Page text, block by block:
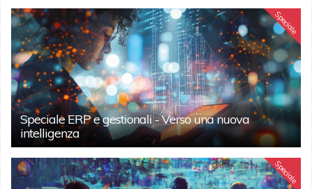
Speciale
Speciale ERP e gestionali - Verso una nuova
intelligenza
Speciale